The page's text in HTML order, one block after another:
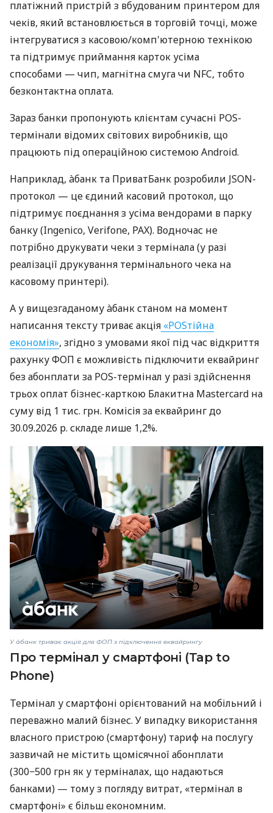
платіжний пристрій з вбудованим принтером для
чеків, який встановлюється в торговій точці, може
інтегруватися з касовою/комп'ютерною технікою
та підтримує приймання карток усіма
способами — чип, магнітна смуга чи NFC, тобто
безконтактна оплата.
Зараз банки пропонують клієнтам сучасні POS-
термінали відомих світових виробників, що
працюють під операційною системою Android.
Наприклад, àбанк та ПриватБанк розробили JSON-
протокол — це єдиний касовий протокол, що
підтримує поєднання з усіма вендорами в парку
банку (Ingenico, Verifone, PAX). Водночас не
потрібно друкувати чеки з термінала (у разі
реалізації друкування термінального чека на
касовому принтері).
А у вищезгаданому àбанк станом на момент
написання тексту триває акція «POSтійна
економія», згідно з умовами якої під час відкриття
рахунку ФОП є можливість підключити еквайринг
без абонплати за POS-термінал у разі здійснення
трьох оплат бізнес-карткою Блакитна Mastercard на
суму від 1 тис. грн. Комісія за еквайринг до
30.09.2026 р. складе лише 1,2%.
У àбанк триває акція для ФОП з підключення еквайрингу
Про термінал у смартфоні (Tap to
Phone)
Термінал у смартфоні орієнтований на мобільний і
переважно малий бізнес. У випадку використання
власного пристрою (смартфону) тариф на послугу
зазвичай не містить щомісячної абонплати
(300−500 грн як у терміналах, що надаються
банками) — тому з погляду витрат, «термінал в
смартфоні» є більш економним.